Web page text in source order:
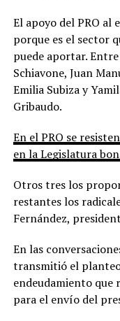
El apoyo del PRO al
porque es el sector
puede aportar.
Schiavone, Juan
Emilia Subiza y
Gribaudo.
En el PRO se
en la Legislatura
Otros tres los
restantes los
Fernández,
En las
transmitió el
endeudamiento que
para el envío del